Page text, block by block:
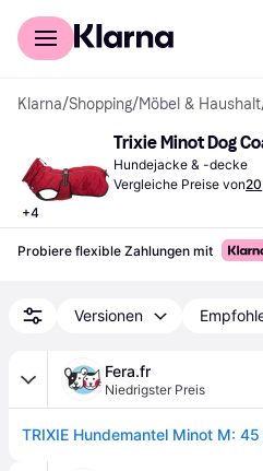
Für Shopper
Klarna/Shopping/Möbel & Haushalt
+4
Trixie Minot Dog
Hundejacke & -decke
Vergleiche Preise von
Probiere flexible Zahlungen mit
Versionen
Fera.fr
Niedrigster Preis
TRIXIE Hundemantel Minot M: